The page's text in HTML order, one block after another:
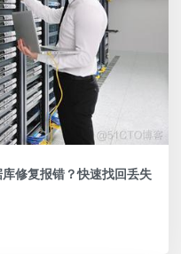
修复报错？快速找回丢失